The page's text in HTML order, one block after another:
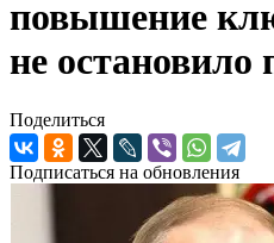
повышение
не остановило
Поделиться
Подписаться на обновления